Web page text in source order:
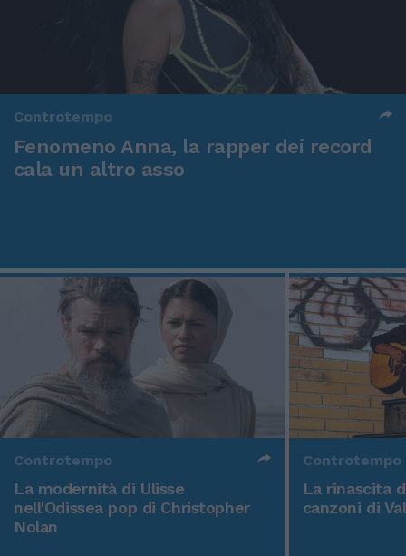
Controtempo
Fenomeno Anna, la rapper dei record
cala un altro asso
Controtempo
La modernità di Ulisse
nell'Odissea pop di Christopher
Nolan
Controtempo
La rinascita
canzoni di